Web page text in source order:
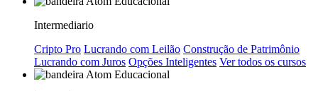
Intermediario
Cripto Pro Lucrando com Leilão Construção de Patrimônio
Lucrando com Juros Opções Inteligentes Ver todos os cursos